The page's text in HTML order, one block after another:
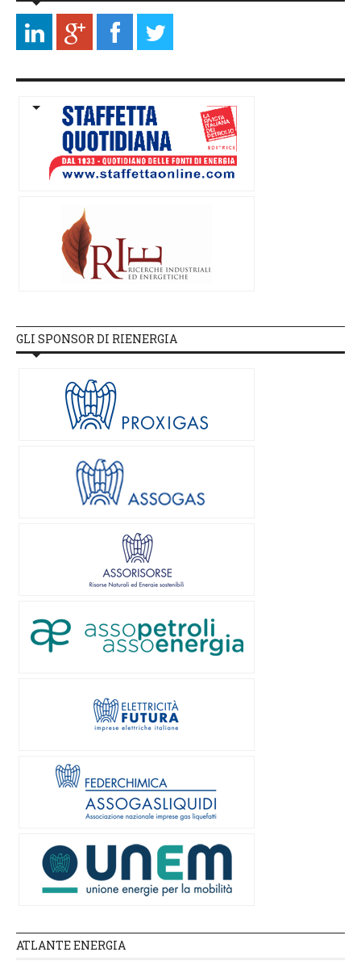
GLI SPONSOR DI RIENERGIA
ATLANTE ENERGIA